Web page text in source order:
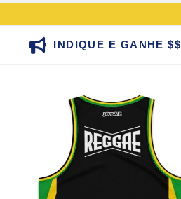
INDIQUE E GANHE $$